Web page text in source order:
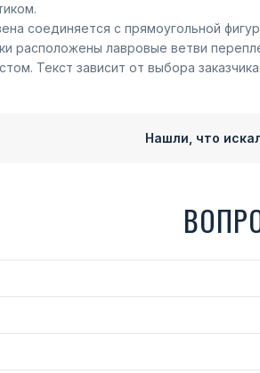
соединяется с прямоугольной
расположены лавровые ветви
Текст зависит от выбора
Нашли, что